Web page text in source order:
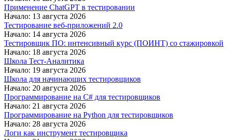
Применение ChatGPT в тестировании
Начало: 13 августа 2026
Тестирование веб-приложений 2.0
Начало: 14 августа 2026
Тестировщик ПО: интенсивный курс (ПОИНТ) со стажировкой
Начало: 18 августа 2026
Школа Тест-Аналитика
Начало: 19 августа 2026
Школа для начинающих тестировщиков
Начало: 20 августа 2026
Программирование на C# для тестировщиков
Начало: 21 августа 2026
Программирование на Python для тестировщиков
Начало: 28 августа 2026
Логи как инструмент тестировщика